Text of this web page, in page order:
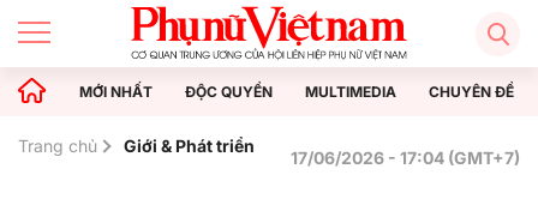
MỚI NHẤT ĐỘC QUYỀN MULTIMEDIA CHUYÊN ĐỀ
Trang chủ Giới & Phát triển
17/06/2026 - 17:04 (GMT+7)